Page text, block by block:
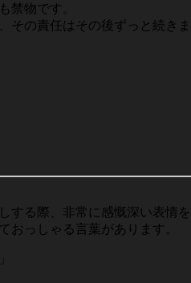
禁物です。
その責任はその後ずっと続き
する際、非常に感慨深い表情
おっしゃる言葉があります。